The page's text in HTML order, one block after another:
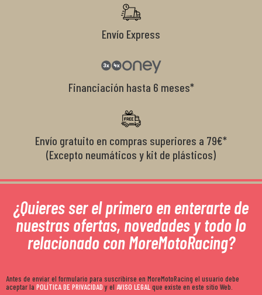
Envío Express
Financiación hasta 6 meses*
Envío gratuito en compras superiores a 79€*
(Excepto neumáticos y kit de plásticos)
¿Quieres ser el primero en enterarte de
nuestras ofertas, novedades y todo lo
relacionado con MoreMotoRacing?
Antes de enviar el formulario para suscribirse en MoreMotoRacing el usuario debe
aceptar la POLÍTICA DE PRIVACIDADy el AVISO LEGALque existe en este sitio Web.